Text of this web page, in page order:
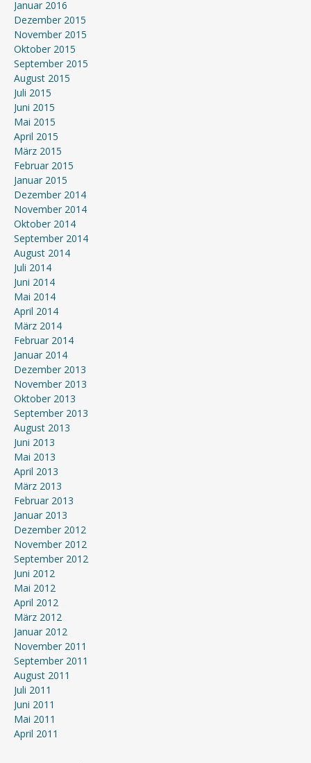
Januar 2016
Dezember 2015
November 2015
Oktober 2015
September 2015
August 2015
Juli 2015
Juni 2015
Mai 2015
April 2015
März 2015
Februar 2015
Januar 2015
Dezember 2014
November 2014
Oktober 2014
September 2014
August 2014
Juli 2014
Juni 2014
Mai 2014
April 2014
März 2014
Februar 2014
Januar 2014
Dezember 2013
November 2013
Oktober 2013
September 2013
August 2013
Juni 2013
Mai 2013
April 2013
März 2013
Februar 2013
Januar 2013
Dezember 2012
November 2012
September 2012
Juni 2012
Mai 2012
April 2012
März 2012
Januar 2012
November 2011
September 2011
August 2011
Juli 2011
Juni 2011
Mai 2011
April 2011